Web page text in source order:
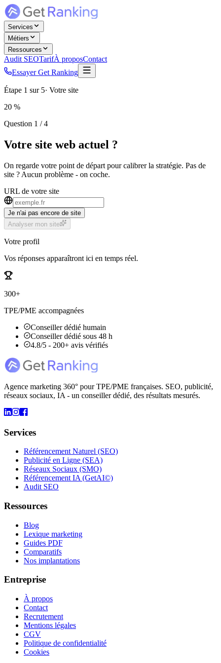
Services
Métiers
Ressources
Audit SEOTarifÀ proposContact
Essayer Get Ranking
Étape 1 sur 5· Votre site
20 %
Question 1 / 4
Votre site web actuel ?
On regarde votre point de départ pour calibrer la stratégie. Pas de
site ? Aucun problème - on coche.
URL de votre site
Je n'ai pas encore de site
Analyser mon site
Votre profil
Vos réponses apparaîtront ici en temps réel.
300+
TPE/PME accompagnées
Conseiller dédié humain
Conseiller dédié sous 48 h
4.8/5 - 200+ avis vérifiés
Agence marketing 360° pour TPE/PME françaises. SEO, publicité,
réseaux sociaux, IA - un conseiller dédié, des résultats mesurés.
Services
Référencement Naturel (SEO)
Publicité en Ligne (SEA)
Réseaux Sociaux (SMO)
Référencement IA (GetAI©)
Audit SEO
Ressources
Blog
Lexique marketing
Guides PDF
Comparatifs
Nos implantations
Entreprise
À propos
Contact
Recrutement
Mentions légales
CGV
Politique de confidentialité
Cookies